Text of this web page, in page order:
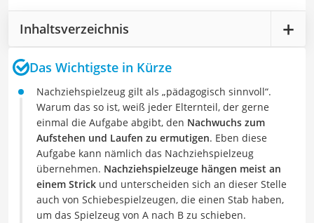
Inhaltsverzeichnis
Das Wichtigste in Kürze
Nachziehspielzeug gilt als „pädagogisch sinnvoll“.
Warum das so ist, weiß jeder Elternteil, der gerne
einmal die Aufgabe abgibt, den Nachwuchs zum
Aufstehen und Laufen zu ermutigen. Eben diese
Aufgabe kann nämlich das Nachziehspielzeug
übernehmen. Nachziehspielzeuge hängen meist an
einem Strick und unterscheiden sich an dieser Stelle
auch von Schiebespielzeugen, die einen Stab haben,
um das Spielzeug von A nach B zu schieben.